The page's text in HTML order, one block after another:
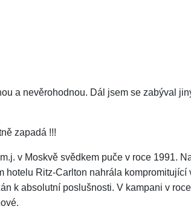
a nevěrohodnou. Dál jsem se zabýval
zapadá !!!
v Moskvě svědkem puče v roce 1991.
Ritz-Carlton nahrála kompromitující
k absolutní poslušnosti. V kampani v